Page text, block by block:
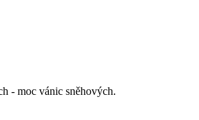
- moc vánic sněhových.